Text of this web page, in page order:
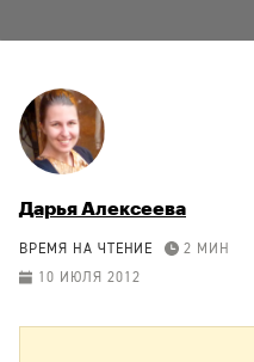
Дарья Алексеева
ВРЕМЯ НА ЧТЕНИЕ
2 МИН
10 ИЮЛЯ 2012